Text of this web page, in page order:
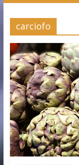
carciofo